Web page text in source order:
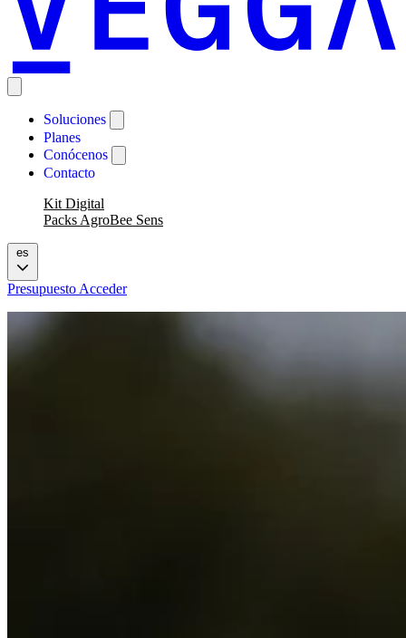
Soluciones
Planes
Conócenos
Contacto
Kit Digital
Packs AgroBee Sens
es
Presupuesto Acceder